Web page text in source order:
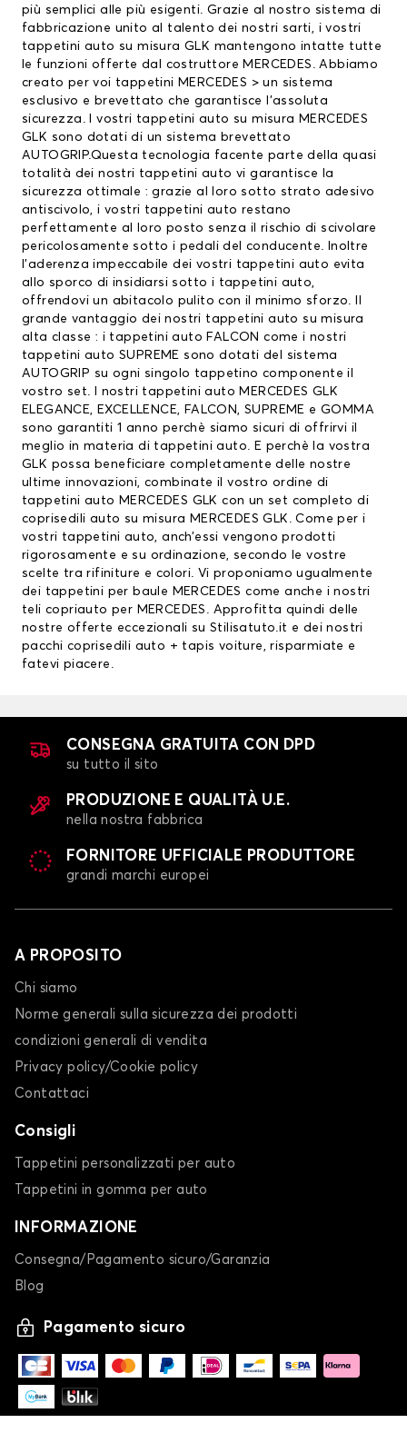
più semplici alle più esigenti. Grazie al nostro sistema di
fabbricazione unito al talento dei nostri sarti, i vostri
tappetini auto su misura GLK mantengono intatte tutte
le funzioni offerte dal costruttore MERCEDES. Abbiamo
creato per voi tappetini MERCEDES > un sistema
esclusivo e brevettato che garantisce l’assoluta
sicurezza. I vostri tappetini auto su misura MERCEDES
GLK sono dotati di un sistema brevettato
AUTOGRIP.Questa tecnologia facente parte della quasi
totalità dei nostri tappetini auto vi garantisce la
sicurezza ottimale : grazie al loro sotto strato adesivo
antiscivolo, i vostri tappetini auto restano
perfettamente al loro posto senza il rischio di scivolare
pericolosamente sotto i pedali del conducente. Inoltre
l’aderenza impeccabile dei vostri tappetini auto evita
allo sporco di insidiarsi sotto i tappetini auto,
offrendovi un abitacolo pulito con il minimo sforzo. Il
grande vantaggio dei nostri tappetini auto su misura
alta classe : i tappetini auto FALCON come i nostri
tappetini auto SUPREME sono dotati del sistema
AUTOGRIP su ogni singolo tappetino componente il
vostro set. I nostri tappetini auto MERCEDES GLK
ELEGANCE, EXCELLENCE, FALCON, SUPREME e GOMMA
sono garantiti 1 anno perchè siamo sicuri di offrirvi il
meglio in materia di tappetini auto. E perchè la vostra
GLK possa beneficiare completamente delle nostre
ultime innovazioni, combinate il vostro ordine di
tappetini auto MERCEDES GLK con un set completo di
coprisedili auto su misura MERCEDES GLK. Come per i
vostri tappetini auto, anch’essi vengono prodotti
rigorosamente e su ordinazione, secondo le vostre
scelte tra rifiniture e colori. Vi proponiamo ugualmente
dei tappetini per baule MERCEDES come anche i nostri
teli copriauto per MERCEDES. Approfitta quindi delle
nostre offerte eccezionali su Stilisatuto.it e dei nostri
pacchi coprisedili auto + tapis voiture, risparmiate e
fatevi piacere.
CONSEGNA GRATUITA CON DPD
su tutto il sito
PRODUZIONE E QUALITÀ U.E.
nella nostra fabbrica
FORNITORE UFFICIALE PRODUTTORE
grandi marchi europei
A PROPOSITO
Chi siamo
Norme generali sulla sicurezza dei prodotti
condizioni generali di vendita
Privacy policy/Cookie policy
Contattaci
Consigli
Tappetini personalizzati per auto
Tappetini in gomma per auto
INFORMAZIONE
Consegna/Pagamento sicuro/Garanzia
Blog
Pagamento sicuro